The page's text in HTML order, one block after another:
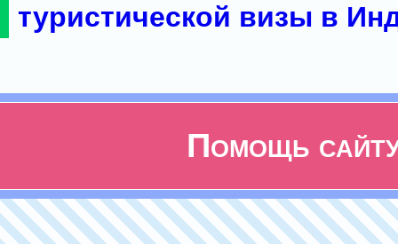
туристической визы в
Помощь